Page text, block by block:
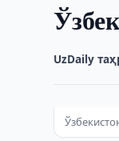
UzDaily